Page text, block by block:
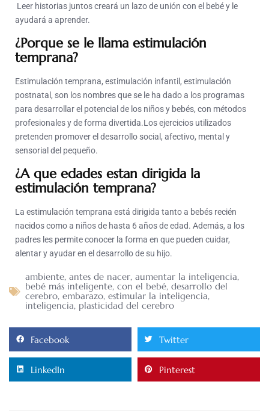
Leer historias juntos creará un lazo de unión con el bebé y le
ayudará a aprender.
¿Porque se le llama estimulación
temprana?
Estimulación temprana, estimulación infantil, estimulación
postnatal, son los nombres que se le ha dado a los programas
para desarrollar el potencial de los niños y bebés, con métodos
profesionales y de forma divertida.Los ejercicios utilizados
pretenden promover el desarrollo social, afectivo, mental y
sensorial del pequeño.
¿A que edades estan dirigida la
estimulación temprana?
La estimulación temprana está dirigida tanto a bebés recién
nacidos como a niños de hasta 6 años de edad. Además, a los
padres les permite conocer la forma en que pueden cuidar,
alentar y ayudar en el desarrollo de su hijo.
ambiente, antes de nacer, aumentar la inteligencia,
bebé más inteligente, con el bebé, desarrollo del
cerebro, embarazo, estimular la inteligencia,
inteligencia, plasticidad del cerebro
Facebook Twitter
LinkedIn Pinterest